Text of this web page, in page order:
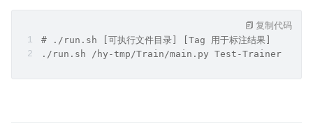
# ./run.sh [可执行文件目录] [Tag 用于标注结果]
./run.sh /hy-tmp/Train/main.py Test-Trainer
复制代码